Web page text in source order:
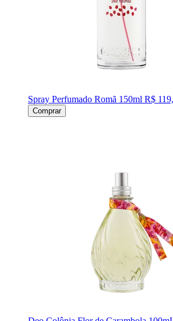
Spray Perfumado Romã 150ml R$
Comprar